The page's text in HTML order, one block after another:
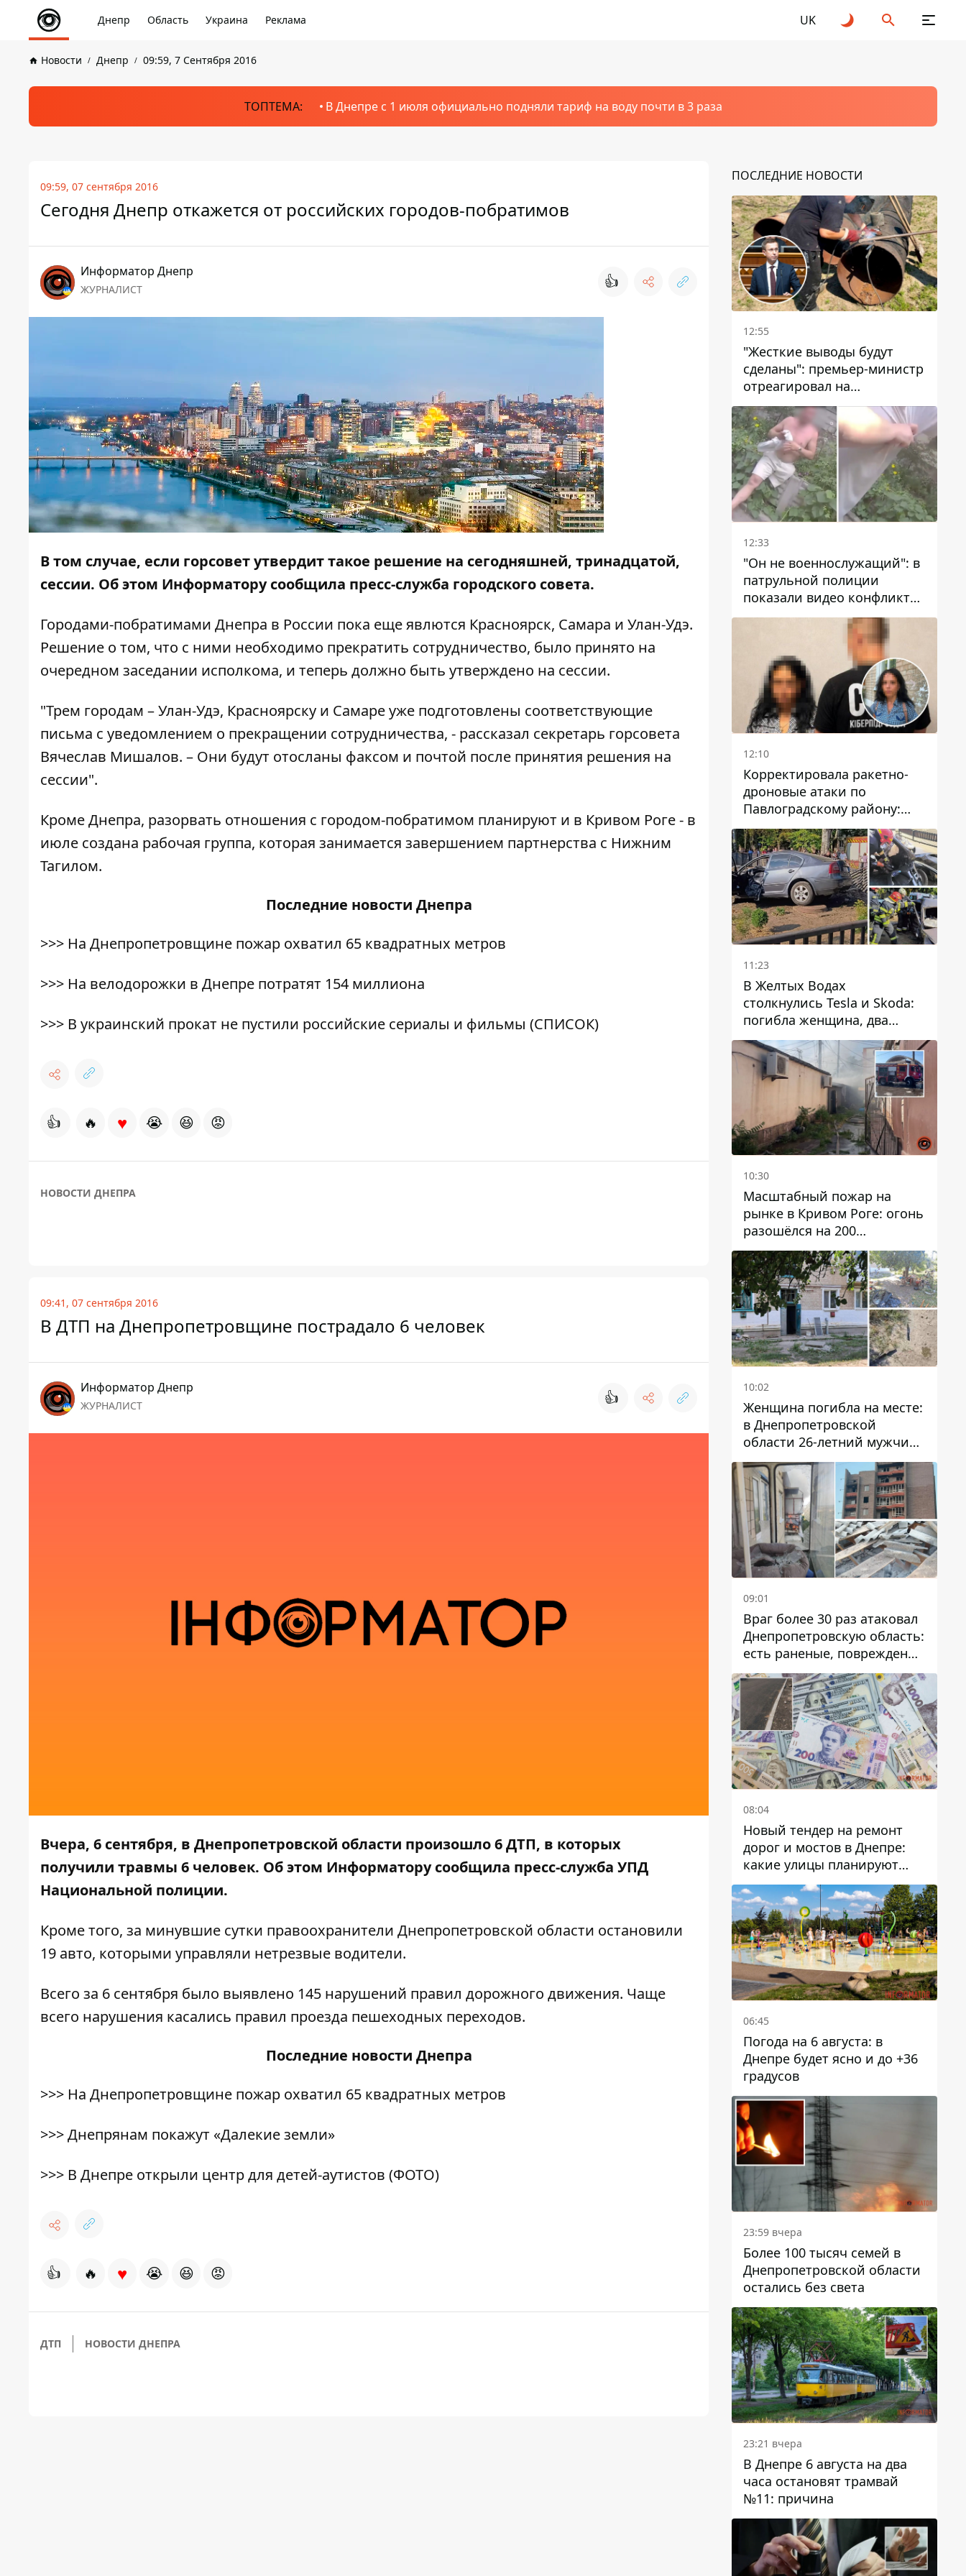
Днепр Область Украина Реклама UK
Новости Днепр 09:59, 7 Сентября 2016
ТОПТЕМА: В Днепре с 1 июля официально подняли тариф на воду почти в 3 раза
09:59, 07 сентября 2016
Сегодня Днепр откажется от российских городов-побратимов
Информатор Днепр
ЖУРНАЛИСТ 👍
В том случае, если горсовет утвердит такое решение на сегодняшней, тринадцатой,
сессии. Об этом Информаторусообщила пресс-служба городского совета.
Городами-побратимами Днепра в России пока еще явлются Красноярск, Самара и Улан-Удэ.
Решение о том, что с ними необходимо прекратить сотрудничество, было принято на
очередном заседании исполкома, и теперь должно быть утверждено на сессии.
"Трем городам – Улан-Удэ, Красноярску и Самаре уже подготовлены соответствующие
письма с уведомлением о прекращении сотрудничества, - рассказал секретарь горсовета
Вячеслав Мишалов. – Они будут отосланы факсом и почтой после принятия решения на
сессии".
Кроме Днепра, разорвать отношения с городом-побратимом планируют и в Кривом Роге - в
июле создана рабочая группа, которая занимается завершением партнерства с Нижним
Тагилом.
Последние новости Днепра
>>> На Днепропетровщине пожар охватил 65 квадратных метров
>>> На велодорожки в Днепре потратят 154 миллиона
>>> В украинский прокат не пустили российские сериалы и фильмы (СПИСОК)
👍 🔥 ♥ 😭 😆 😡
НОВОСТИ ДНЕПРА
09:41, 07 сентября 2016
В ДТП на Днепропетровщине пострадало 6 человек
Информатор Днепр
ЖУРНАЛИСТ 👍
Вчера, 6 сентября, в Днепропетровской области произошло 6 ДТП, в которых
получили травмы 6 человек. Об этом Информаторусообщила пресс-служба УПД
Национальной полиции.
Кроме того, за минувшие сутки правоохранители Днепропетровской области остановили
19 авто, которыми управляли нетрезвые водители.
Всего за 6 сентября было выявлено 145 нарушений правил дорожного движения. Чаще
всего нарушения касались правил проезда пешеходных переходов.
Последние новости Днепра
>>> На Днепропетровщине пожар охватил 65 квадратных метров
>>>Днепрянам покажут «Далекие земли»
>>> В Днепре открыли центр для детей-аутистов (ФОТО)
👍 🔥 ♥ 😭 😆 😡
ДТП НОВОСТИ ДНЕПРА
ПОСЛЕДНИЕ НОВОСТИ
12:55
"Жесткие выводы будут
сделаны": премьер-министр
отреагировал на
несколькодневное
отсутствие воды в Марганце
12:33
"Он не военнослужащий": в
патрульной полиции
показали видео конфликта
с мужчиной без ноги на
проспекте Поля в Днепре
12:10
Корректировала ракетно-
дроновые атаки по
Павлоградскому району:
задержали вражескую
агентку
11:23
В Желтых Водах
столкнулись Tesla и Skoda:
погибла женщина, два
человека пострадали
10:30
Масштабный пожар на
рынке в Кривом Роге: огонь
разошёлся на 200
квадратных метров
10:02
Женщина погибла на месте:
в Днепропетровской
области 26-летний мужчина
избил трех человек
металлическим предметом
09:01
Враг более 30 раз атаковал
Днепропетровскую область:
есть раненые, повреждены
лицей, дома и предприятия
08:04
Новый тендер на ремонт
дорог и мостов в Днепре:
какие улицы планируют
обновить и сколько
десятков миллионов гривен
на это хотят потратить
06:45
Погода на 6 августа: в
Днепре будет ясно и до +36
градусов
23:59 вчера
Более 100 тысяч семей в
Днепропетровской области
остались без света
23:21 вчера
В Днепре 6 августа на два
часа остановят трамвай
№11: причина